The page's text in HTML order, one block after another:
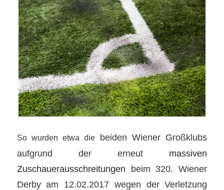
So wurden etwa die beiden Wiener Großklubs
aufgrund der erneut massiven
Zuschauerausschreitungen beim 320. Wiener
Derby am 12.02.2017 wegen der Verletzung